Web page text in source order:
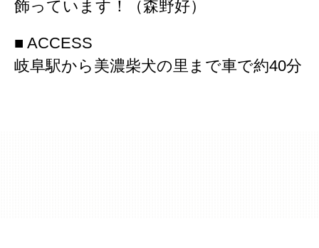
飾っています！（森野好）
■ ACCESS
岐阜駅から美濃柴犬の里まで車で約40分